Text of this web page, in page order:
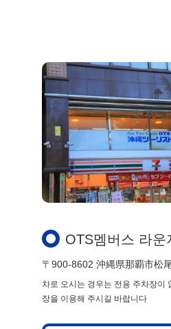
OTS멤버스 라운
〒900-8602 沖縄県那覇市松
차로 오시는 경우는 전용 주차장이
장을 이용해 주시길 바랍니다